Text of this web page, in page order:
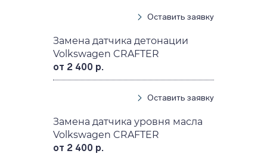
Оставить заявку
Замена датчика детонации
Volkswagen CRAFTER
от 2 400 р.
Оставить заявку
Замена датчика уровня масла
Volkswagen CRAFTER
от 2 400 р.